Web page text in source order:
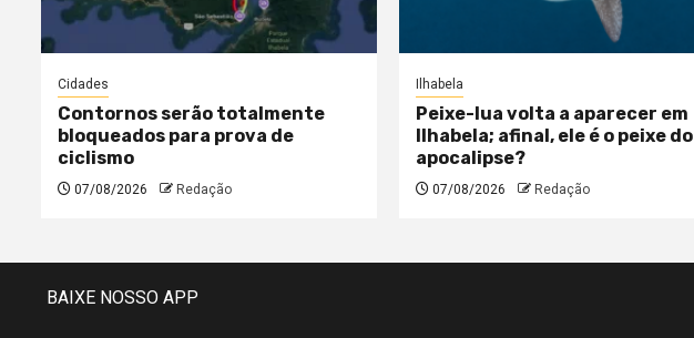
Cidades
Contornos serão totalmente
bloqueados para prova de
ciclismo
07/08/2026 Redação
Ilhabela
Peixe-lua volta a aparecer em
Ilhabela; afinal, ele é o peixe do
apocalipse?
07/08/2026 Redação
BAIXE NOSSO APP